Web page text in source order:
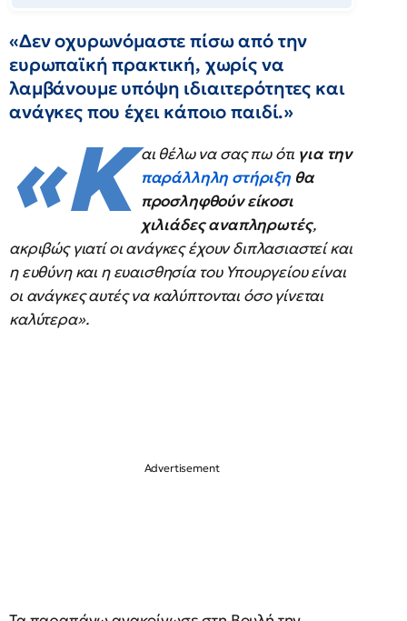
«Δεν οχυρωνόμαστε πίσω από την
ευρωπαϊκή πρακτική, χωρίς να
λαμβάνουμε υπόψη ιδιαιτερότητες και
ανάγκες που έχει κάποιο παιδί.»
«Κ αι θέλω να σας πω ότι για την
παράλληλη στήριξηθα
προσληφθούν είκοσι
χιλιάδες αναπληρωτές,
ακριβώς γιατί οι ανάγκες έχουν διπλασιαστεί και
η ευθύνη και η ευαισθησία του Υπουργείου είναι
οι ανάγκες αυτές να καλύπτονται όσο γίνεται
καλύτερα».